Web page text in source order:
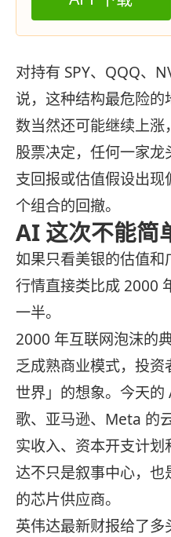
对持有 SPY、QQQ、
说，这种结构最危险
数当然还可能继续上
股票决定，任何一家
支回报或估值假设出
个组合的回撤。
AI 这次不能简
如果只看美银的估值
行情直接类比成 2000
一半。
2000 年互联网泡沫的
乏成熟商业模式，投
世界」的想象。今天
歌、亚马逊、Meta 的
实收入、资本开支计
达不只是叙事中心，
的芯片供应商。
英伟达最新财报给了多